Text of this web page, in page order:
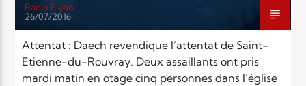
Radio Elyon
26/07/2016
Attentat : Daech revendique l’attentat de Saint-
Etienne-du-Rouvray. Deux assaillants ont pris
mardi matin en otage cinq personnes dans l’église